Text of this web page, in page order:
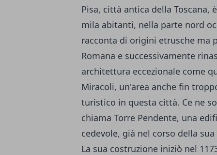
Pisa, città antica della Toscana,
mila abitanti, nella parte nord
racconta di origini etrusche ma
Romana e successivamente
architettura eccezionale come
Miracoli, un'area anche fin
turistico in questa città. Ce ne
chiama Torre Pendente, una
cedevole, già nel corso della
La sua costruzione iniziò nel